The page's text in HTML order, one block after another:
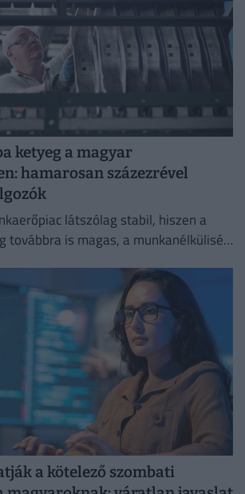
ketyeg a magyar
hamarosan százezrével
látszólag stabil, hiszen a
is magas, a munkanélküliség
a kötelező szombati